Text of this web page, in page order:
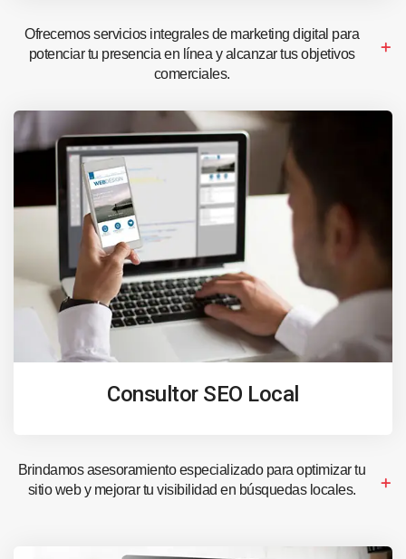
Ofrecemos servicios integrales de marketing digital para
potenciar tu presencia en línea y alcanzar tus objetivos
comerciales.
Consultor SEO Local
Brindamos asesoramiento especializado para optimizar tu
sitio web y mejorar tu visibilidad en búsquedas locales.